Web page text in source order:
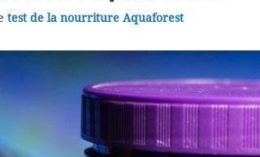
test de la nourriture Aquaforest